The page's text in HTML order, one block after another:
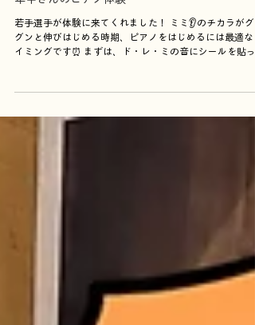
若手選手が体験に来てくれました！ ミミ👂のチカラがグ
グンと伸びはじめる時期、ピアノをはじめるには最適な
イミングです⏰ まずは、ド・レ・ミの音にシールを貼っ